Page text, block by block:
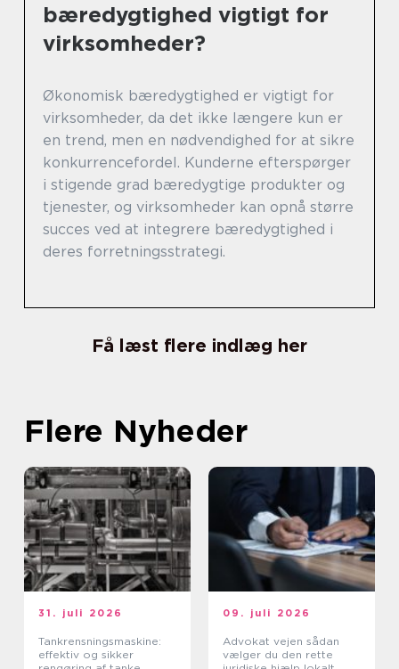
bæredygtighed vigtigt for
virksomheder?
Økonomisk bæredygtighed er vigtigt for
virksomheder, da det ikke længere kun er
en trend, men en nødvendighed for at sikre
konkurrencefordel. Kunderne efterspørger
i stigende grad bæredygtige produkter og
tjenester, og virksomheder kan opnå større
succes ved at integrere bæredygtighed i
deres forretningsstrategi.
Få læst flere indlæg her
Flere Nyheder
31. juli 2026
Tankrensningsmaskine:
effektiv og sikker
09. juli 2026
Advokat vejen sådan
vælger du den rette